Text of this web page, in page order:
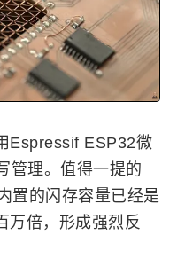
Espressif ESP32微
管理。值得一提的
置的闪存容量已经是
万倍，形成强烈反